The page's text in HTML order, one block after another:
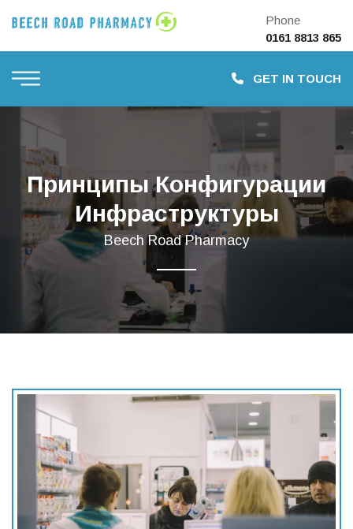
Phone
0161 8813 865
GET IN TOUCH
Принципы Конфигурации
Инфраструктуры
Beech Road Pharmacy